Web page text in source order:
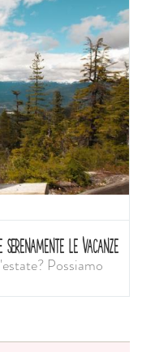
SERENAMENTE LE VACANZE
Possiamo